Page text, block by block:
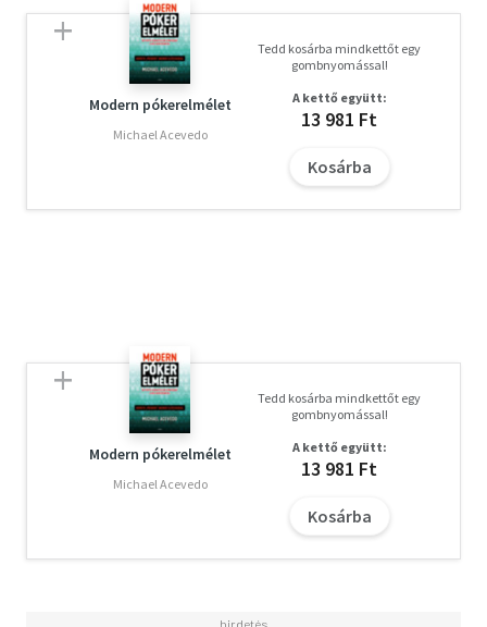
Modern pókerelmélet
Michael Acevedo
Tedd kosárba mindkettőt egy
gombnyomással!
A kettő együtt:
13 981 Ft
Kosárba
Modern pókerelmélet
Michael Acevedo
Tedd kosárba mindkettőt egy
gombnyomással!
A kettő együtt:
13 981 Ft
Kosárba